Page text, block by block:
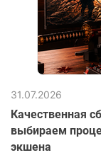
31.07.2026
Качественная
выбираем
экшена